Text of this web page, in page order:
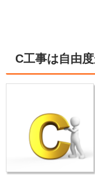
C工事は自由